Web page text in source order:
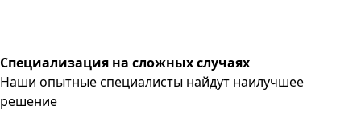
Специализация на сложных случаях
Наши опытные специалисты найдут наилучшее
решение